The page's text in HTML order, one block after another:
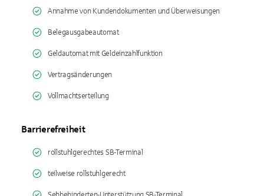
Annahme von Kundendokumenten und Überweisungen
Belegausgabeautomat
Geldautomat mit Geldeinzahlfunktion
Vertragsänderungen
Vollmachtserteilung
Barrierefreiheit
rollstuhlgerechtes SB-Terminal
teilweise rollstuhlgerecht